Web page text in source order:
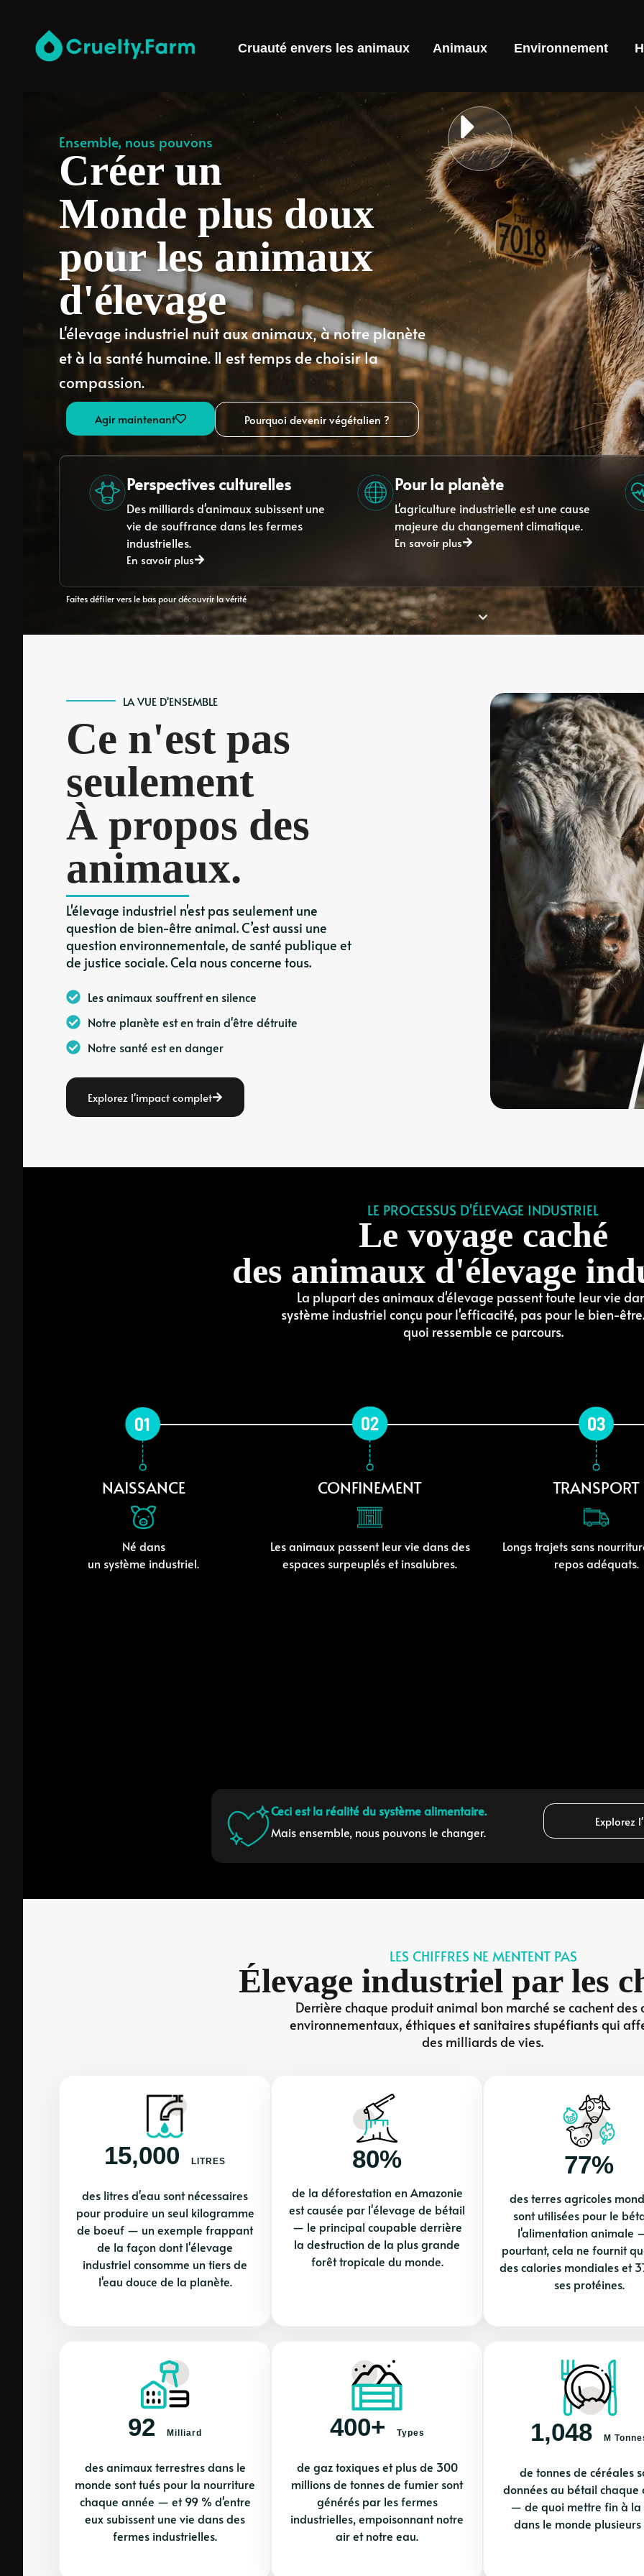
Cruauté envers les animaux Animaux Environnement
Ensemble, nous pouvons
Créer un
Monde plus doux
pour les animaux
d'élevage
L'élevage industriel nuit aux animaux, à notre planète
et à la santé humaine. Il est temps de choisir la
compassion.
Agir maintenant Pourquoi devenir végétalien ?
Perspectives culturelles
Des milliards d'animaux subissent une
vie de souffrance dans les fermes
industrielles.
En savoir plus
Pour la planète
L'agriculture industrielle est une cause
majeure du changement climatique.
En savoir plus
Faites défiler vers le bas pour découvrir la vérité
LA VUE D'ENSEMBLE
Ce n'est pas
seulement
À propos des
animaux.
L'élevage industriel n'est pas seulement une
question de bien-être animal. C’est aussi une
question environnementale, de santé publique et
de justice sociale. Cela nous concerne tous.
Les animaux souffrent en silence
Notre planète est en train d'être détruite
Notre santé est en danger
Explorez l'impact complet
LE PROCESSUS D'ÉLEVAGE INDUSTRIEL
Le voyage caché
des animaux d'élevage
La plupart des animaux d'élevage passent toute leur vie
système industriel conçu pour l'efficacité, pas pour le bien-
quoi ressemble ce parcours.
NAISSANCE
Né dans
un système industriel.
CONFINEMENT
Les animaux passent leur vie dans des
espaces surpeuplés et insalubres.
TRANSPORT
Longs trajets sans
repos adéquats.
Ceci est la réalité du système alimentaire.
Mais ensemble, nous pouvons le changer.
Explorez
LES CHIFFRES NE MENTENT PAS
Élevage industriel par les
Derrière chaque produit animal bon marché se cachent des
environnementaux, éthiques et sanitaires stupéfiants qui
des milliards de vies.
15,000 LITRES
des litres d'eau sont nécessaires
pour produire un seul kilogramme
de boeuf — un exemple frappant
de la façon dont l'élevage
industriel consomme un tiers de
l'eau douce de la planète.
80%
de la déforestation en Amazonie
est causée par l'élevage de bétail
— le principal coupable derrière
la destruction de la plus grande
forêt tropicale du monde.
77%
des terres agricoles
sont utilisées pour le
l'alimentation animale
pourtant, cela ne fournit
des calories mondiales et
ses protéines.
92 Milliard
des animaux terrestres dans le
monde sont tués pour la nourriture
chaque année — et 99 % d'entre
eux subissent une vie dans des
fermes industrielles.
400+ Types
de gaz toxiques et plus de 300
millions de tonnes de fumier sont
générés par les fermes
industrielles, empoisonnant notre
air et notre eau.
1,048 M
de tonnes de céréales
données au bétail chaque
— de quoi mettre fin à
dans le monde plusieurs